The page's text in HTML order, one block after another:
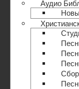
Аудио